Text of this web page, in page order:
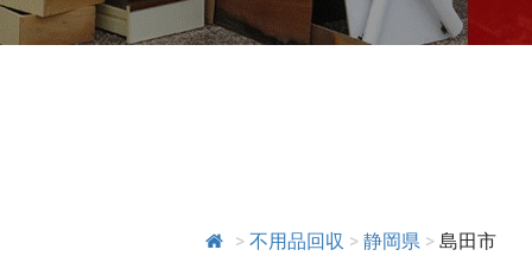
> 不用品回収 > 静岡県 > 島田市